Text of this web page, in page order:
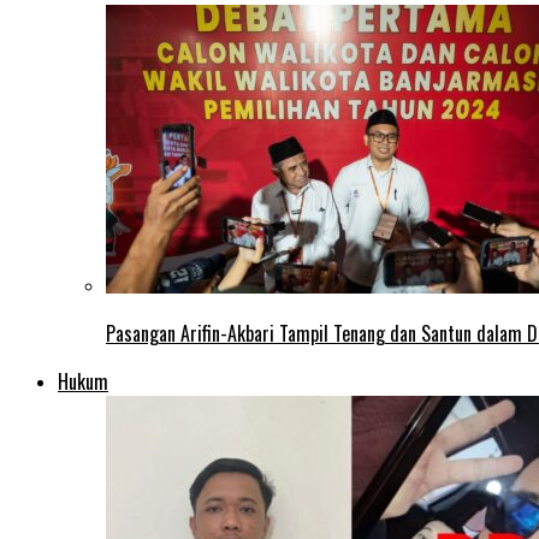
Pasangan Arifin-Akbari Tampil Tenang dan Santun dalam
Hukum